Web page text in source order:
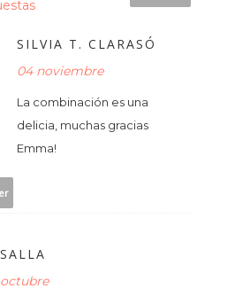
SILVIA T. CLARASÓ
04 noviembre
La combinación es una
delicia, muchas gracias
Emma!